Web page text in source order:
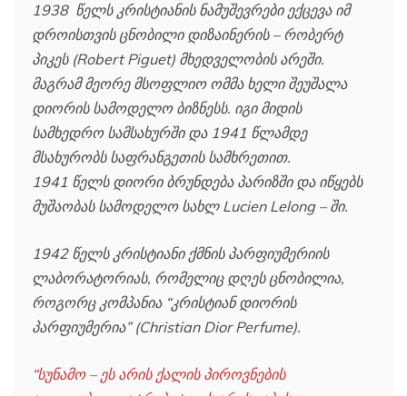
1938 წელს კრისტიანის ნამუშევრები ექცევა იმ
დროისთვის ცნობილი დიზაინერის – რობერტ
პიკეს (Robert Piguet) მხედველობის არეში.
მაგრამ მეორე მსოფლიო ომმა ხელი შეუშალა
დიორის სამოდელო ბიზნესს. იგი მიდის
სამხედრო სამსახურში და 1941 წლამდე
მსახურობს საფრანგეთის სამხრეთით.
1941 წელს დიორი ბრუნდება პარიზში და იწყებს
მუშაობას სამოდელო სახლ Lucien Lelong – ში.
1942 წელს კრისტიანი ქმნის პარფიუმერიის
ლაბორატორიას, რომელიც დღეს ცნობილია,
როგორც კომპანია “კრისტიან დიორის
პარფიუმერია” (Christian Dior Perfume).
“სუნამო – ეს არის ქალის პიროვნების